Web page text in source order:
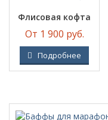
Флисовая кофта
От 1 900 руб.
Подробнее